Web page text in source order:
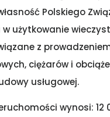
Polskiego
użytkowanie
z
ciężarów i
usługowej.
wynosi: